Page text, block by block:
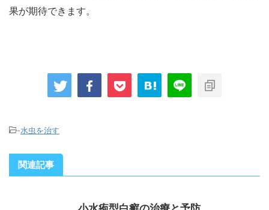
果が期待できます。
-水虫を治す
関連記事